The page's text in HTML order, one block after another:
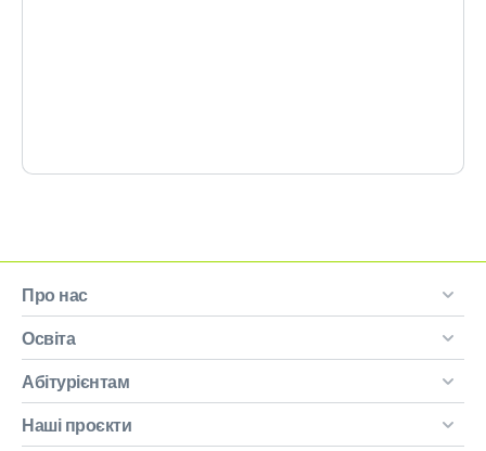
Про нас
Освіта
Абітурієнтам
Наші проєкти